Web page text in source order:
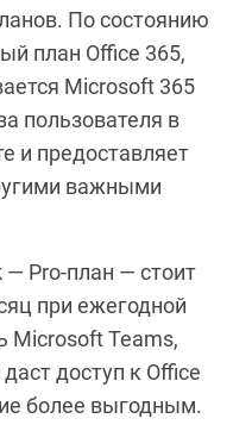
По состоянию
план Office 365,
Microsoft 365
пользователя в
и предоставляет
важными
Pro-план — стоит
при ежегодной
Microsoft Teams,
доступ к Office
более выгодным.